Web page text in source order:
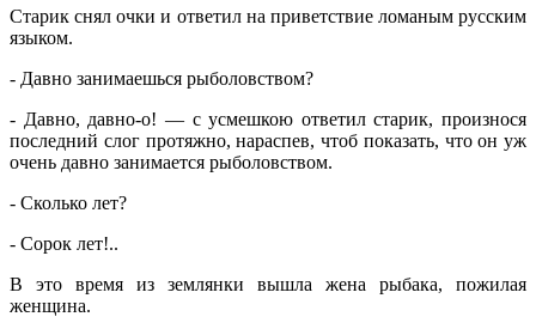
Старик снял очки и ответил на приветствие ломаным русским
языком.
‑ Давно занимаешься рыболовством?
‑ Давно, давно-о! — с усмешкою ответил старик, произнося
последний слог протяжно, нараспев, чтоб показать, что он уж
очень давно занимается рыболовством.
‑ Сколько лет?
‑ Сорок лет!..
В это время из землянки вышла жена рыбака, пожилая
женщина.